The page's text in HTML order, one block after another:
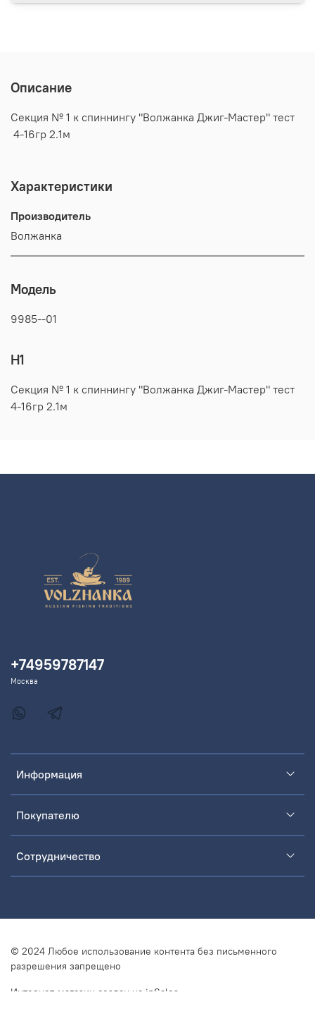
Описание
Секция № 1 к спиннингу "Волжанка Джиг-Мастер" тест
4-16гр 2.1м
Характеристики
Производитель
Волжанка
Модель
9985--01
H1
Секция № 1 к спиннингу "Волжанка Джиг-Мастер" тест
4-16гр 2.1м
Информация
Покупателю
Сотрудничество
+74959787147
Москва
© 2024 Любое использование контента без письменного
разрешения запрещено
Интернет-магазин создан на inSales